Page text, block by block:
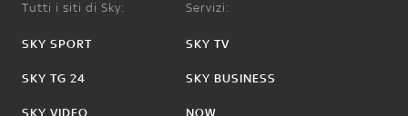
Tutti i siti di Sky:
SKY SPORT
SKY TG 24
SKY VIDEO
Servizi:
SKY TV
SKY BUSINESS
NOW